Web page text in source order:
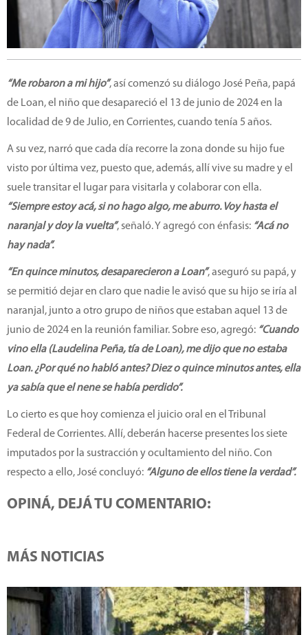
“Me robaron a mi hijo”, así comenzó su diálogo José Peña, papá
de Loan, el niño que desapareció el 13 de junio de 2024 en la
localidad de 9 de Julio, en Corrientes, cuando tenía 5 años.
A su vez, narró que cada día recorre la zona donde su hijo fue
visto por última vez, puesto que, además, allí vive su madre y el
suele transitar el lugar para visitarla y colaborar con ella.
“Siempre estoy acá, si no hago algo, me aburro. Voy hasta el
naranjal y doy la vuelta”, señaló. Y agregó con énfasis: “Acá no
hay nada”.
“En quince minutos, desaparecieron a Loan”, aseguró su papá, y
se permitió dejar en claro que nadie le avisó que su hijo se iría al
naranjal, junto a otro grupo de niños que estaban aquel 13 de
junio de 2024 en la reunión familiar. Sobre eso, agregó: “Cuando
vino ella (Laudelina Peña, tía de Loan), me dijo que no estaba
Loan. ¿Por qué no habló antes? Diez o quince minutos antes, ella
ya sabía que el nene se había perdido”.
Lo cierto es que hoy comienza el juicio oral en el Tribunal
Federal de Corrientes. Allí, deberán hacerse presentes los siete
imputados por la sustracción y ocultamiento del niño. Con
respecto a ello, José concluyó: “Alguno de ellos tiene la verdad”.
OPINÁ, DEJÁ TU COMENTARIO:
MÁS NOTICIAS